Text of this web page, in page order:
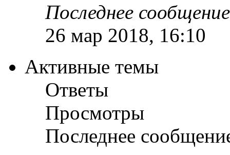
Последнее сообщение
26 мар 2018, 16:10
Активные темы
Ответы
Просмотры
Последнее